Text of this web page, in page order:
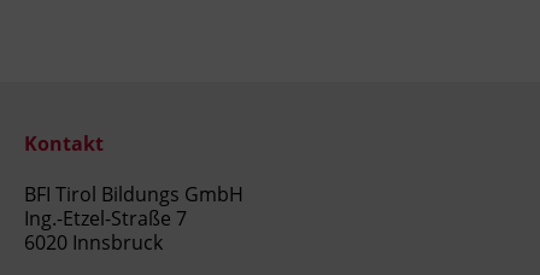
Kontakt
BFI Tirol Bildungs GmbH
Ing.-Etzel-Straße 7
6020 Innsbruck